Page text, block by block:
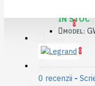
0
Comparare
0
IN STOC
MODEL:
0 recenzii -